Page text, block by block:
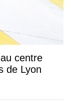
centre
de Lyon